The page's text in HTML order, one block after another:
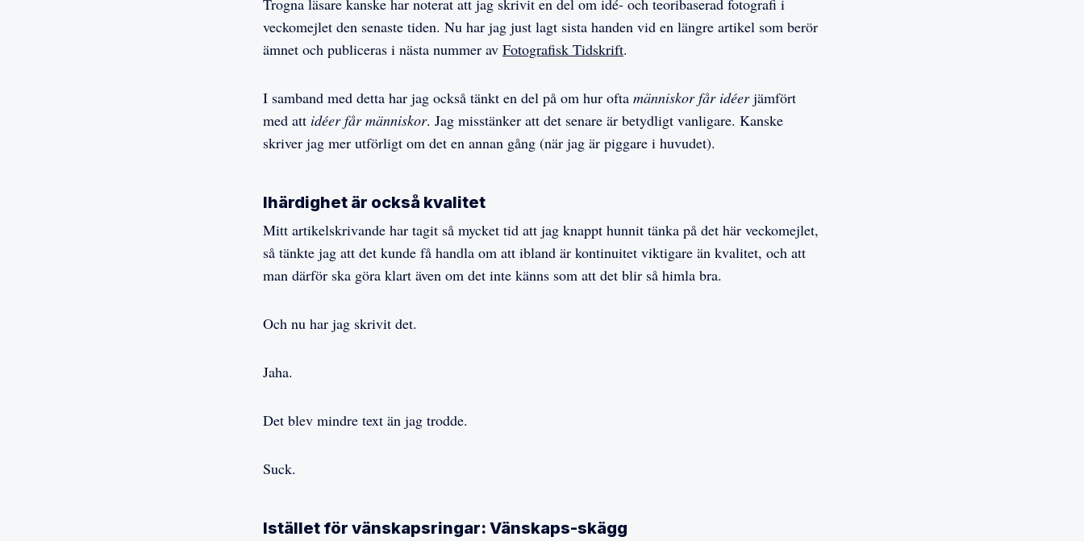
Trogna läsare kanske har noterat att jag skrivit en del om idé- och teoribaserad fotografi i
veckomejlet den senaste tiden. Nu har jag just lagt sista handen vid en längre artikel som berör
ämnet och publiceras i nästa nummer av Fotografisk Tidskrift.
I samband med detta har jag också tänkt en del på om hur ofta människor får idéerjämfört
med att idéer får människor. Jag misstänker att det senare är betydligt vanligare. Kanske
skriver jag mer utförligt om det en annan gång (när jag är piggare i huvudet).
Ihärdighet är också kvalitet
Mitt artikelskrivande har tagit så mycket tid att jag knappt hunnit tänka på det här veckomejlet,
så tänkte jag att det kunde få handla om att ibland är kontinuitet viktigare än kvalitet, och att
man därför ska göra klart även om det inte känns som att det blir så himla bra.
Och nu har jag skrivit det.
Jaha.
Det blev mindre text än jag trodde.
Suck.
Istället för vänskapsringar: Vänskaps-skägg